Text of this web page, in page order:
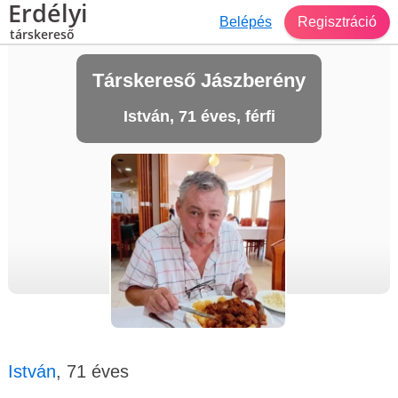
Erdélyi
társkereső
Belépés Regisztráció
Társkereső Jászberény
István, 71 éves, férfi
István, 71 éves